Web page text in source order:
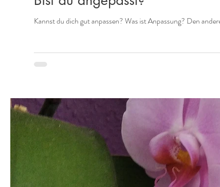
Kannst du dich gut anpassen? Was ist Anpassung? Den